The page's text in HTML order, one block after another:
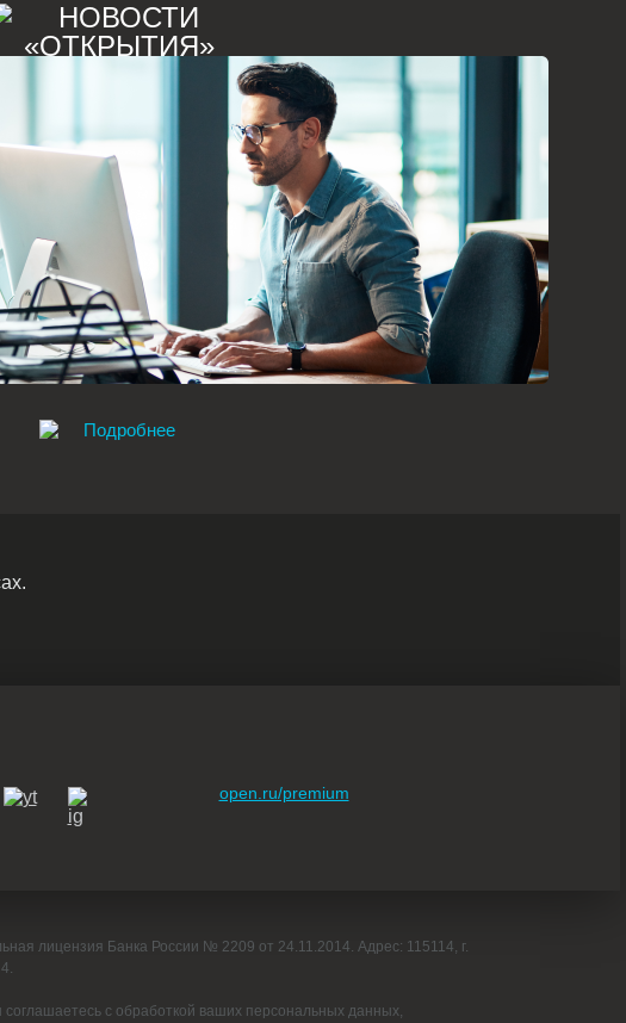
open.ru/premium
лицензия Банка России № 2209 от 24.11.2014. Адрес: 115114, г.
соглашаетесь с обработкой ваших персональных данных,